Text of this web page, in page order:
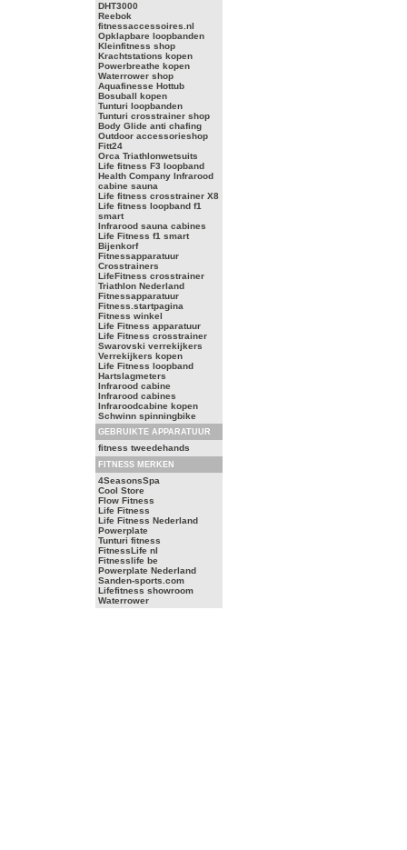
DHT3000
Reebok
fitnessaccessoires.nl
Opklapbare loopbanden
Kleinfitness shop
Krachtstations kopen
Powerbreathe kopen
Waterrower shop
Aquafinesse Hottub
Bosuball kopen
Tunturi loopbanden
Tunturi crosstrainer shop
Body Glide anti chafing
Outdoor accessorieshop
Fitt24
Orca Triathlonwetsuits
Life fitness F3 loopband
Health Company Infrarood
cabine sauna
Life fitness crosstrainer X8
Life fitness loopband f1
smart
Infrarood sauna cabines
Life Fitness f1 smart
Bijenkorf
Fitnessapparatuur
Crosstrainers
LifeFitness crosstrainer
Triathlon Nederland
Fitnessapparatuur
Fitness.startpagina
Fitness winkel
Life Fitness apparatuur
Life Fitness crosstrainer
Swarovski verrekijkers
Verrekijkers kopen
Life Fitness loopband
Hartslagmeters
Infrarood cabine
Infrarood cabines
Infraroodcabine kopen
Schwinn spinningbike
GEBRUIKTE APPARATUUR
fitness tweedehands
FITNESS MERKEN
4SeasonsSpa
Cool Store
Flow Fitness
Life Fitness
Life Fitness Nederland
Powerplate
Tunturi fitness
FitnessLife nl
Fitnesslife be
Powerplate Nederland
Sanden-sports.com
Lifefitness showroom
Waterrower